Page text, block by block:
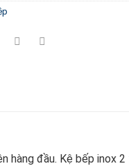
hàng đầu. Kệ bếp inox